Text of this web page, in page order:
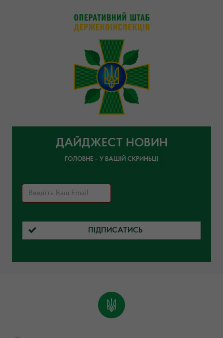
ДАЙДЖЕСТ НОВИН
ГОЛОВНЕ – У ВАШІЙ СКРИНЬЦІ
ПІДПИСАТИСЬ